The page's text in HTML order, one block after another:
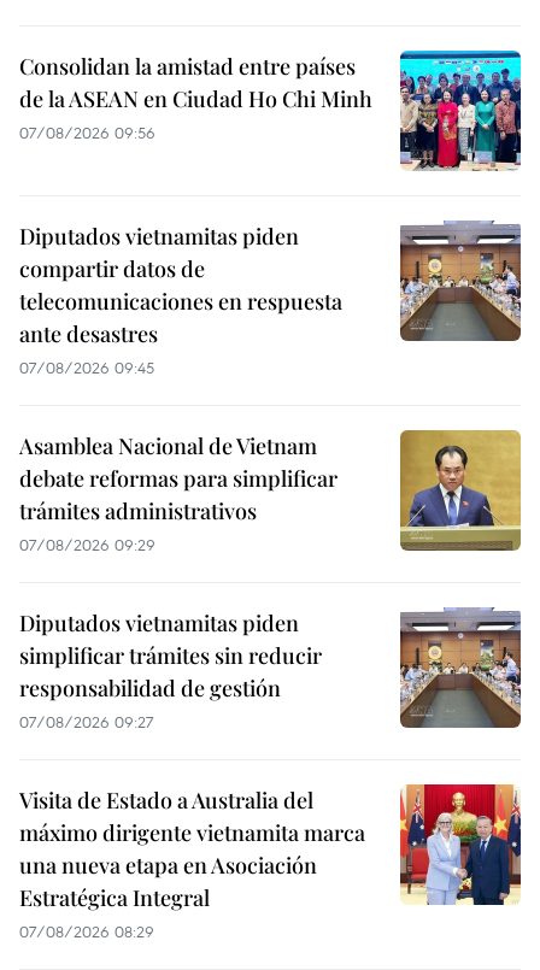
Consolidan la amistad entre países
de la ASEAN en Ciudad Ho Chi Minh
07/08/2026 09:56
Diputados vietnamitas piden
compartir datos de
telecomunicaciones en respuesta
ante desastres
07/08/2026 09:45
Asamblea Nacional de Vietnam
debate reformas para simplificar
trámites administrativos
07/08/2026 09:29
Diputados vietnamitas piden
simplificar trámites sin reducir
responsabilidad de gestión
07/08/2026 09:27
Visita de Estado a Australia del
máximo dirigente vietnamita marca
una nueva etapa en Asociación
Estratégica Integral
07/08/2026 08:29